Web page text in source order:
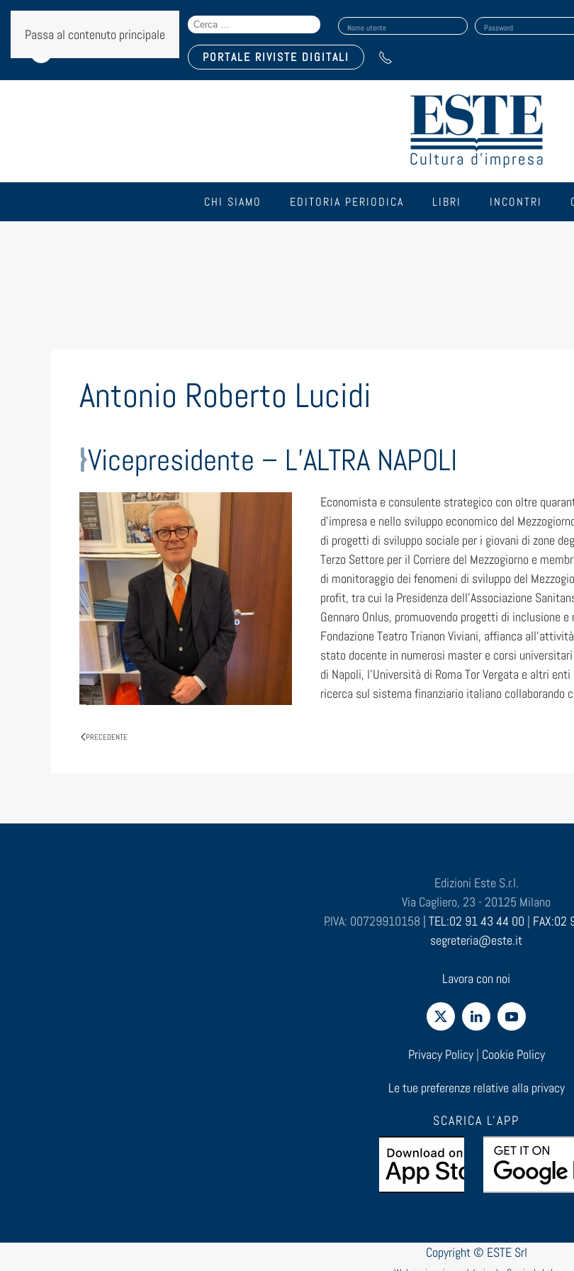
Passa al contenuto principale
Seguici sui social:
Search
for:
Nome utente Password
PORTALE RIVISTE DIGITALI
CHI SIAMO EDITORIA PERIODICA LIBRI INCONTRI
Antonio Roberto Lucidi
Vicepresidente – L’ALTRA NAPOLI
Economista e consulente strategico con oltre
d’impresa e nello sviluppo economico del
di progetti di sviluppo sociale per i giovani di zone
Terzo Settore per il Corriere del Mezzogiorno e
di monitoraggio dei fenomeni di sviluppo del
profit, tra cui la Presidenza dell’Associazione
Gennaro Onlus, promuovendo progetti di inclusione
Fondazione Teatro Trianon Viviani, affianca
stato docente in numerosi master e corsi
di Napoli, l’Università di Roma Tor Vergata e altri
ricerca sul sistema finanziario italiano collaborando
PRECEDENTE
Edizioni Este S.r.l.
Via Cagliero, 23 - 20125 Milano
P.IVA: 00729910158 | TEL:02 91 43 44 00 | FAX:02
segreteria@este.it
Lavora con noi
Privacy Policy| Cookie Policy
Le tue preferenze relative alla privacy
SCARICA L'APP
Copyright © ESTE Srl